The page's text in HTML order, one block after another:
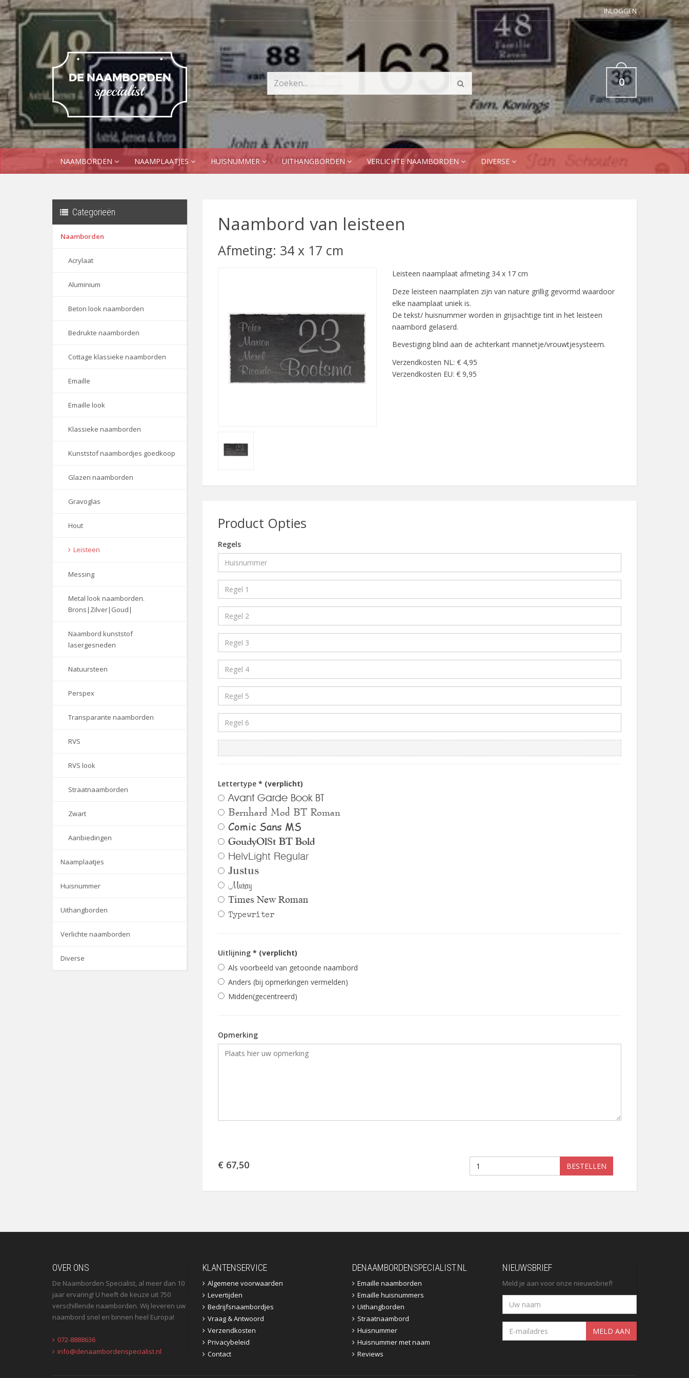
INLOGGEN
0
NAAMBORDEN NAAMPLAATJES HUISNUMMER UITHANGBORDEN VERLICHTE NAAMBORDEN DIVERSE
Categorieën
Naamborden
Acrylaat
Aluminium
Beton look naamborden
Bedrukte naamborden
Cottage klassieke naamborden
Emaille
Emaille look
Klassieke naamborden
Kunststof naambordjes goedkoop
Glazen naamborden
Gravoglas
Hout
Leisteen
Messing
Metal look naamborden.
Brons|Zilver|Goud|
Naambord kunststof
lasergesneden
Natuursteen
Perspex
Transparante naamborden
RVS
RVS look
Straatnaamborden
Zwart
Aanbiedingen
Naamplaatjes
Huisnummer
Uithangborden
Verlichte naamborden
Diverse
Naambord van leisteen
Afmeting: 34 x 17 cm
Leisteen naamplaat afmeting 34 x 17 cm
Deze leisteen naamplaten zijn van nature grillig gevormd waardoor
elke naamplaat uniek is.
De tekst/ huisnummer worden in grijsachtige tint in het leisteen
naambord gelaserd.
Bevestiging blind aan de achterkant mannetje/vrouwtjesysteem.
Verzendkosten NL: € 4,95
Verzendkosten EU: € 9,95
Product Opties
Regels
Lettertype * (verplicht)
Avant Garde Book BT
Bernhard Mod BT Roman
Comic Sans MS
GoudyOlSt BT Bold
HelvLight Regular
Justus
Muray
Times New Roman
Typewriter
Uitlijning * (verplicht)
Als voorbeeld van getoonde naambord
Anders (bij opmerkingen vermelden)
Midden(gecentreerd)
Opmerking
€ 67,50 BESTELLEN
OVER ONS
De Naamborden Specialist, al meer dan 10
jaar ervaring! U heeft de keuze uit 750
verschillende naamborden. Wij leveren uw
naambord snel en binnen heel Europa!
072-8888636
info@denaambordenspecialist.nl
KLANTENSERVICE
Algemene voorwaarden
Levertijden
Bedrijfsnaambordjes
Vraag & Antwoord
Verzendkosten
Privacybeleid
Contact
DENAAMBORDENSPECIALIST.NL
Emaille naamborden
Emaille huisnummers
Uithangborden
Straatnaambord
Huisnummer
Huisnummer met naam
Reviews
NIEUWSBRIEF
Meld je aan voor onze nieuwsbrief!
MELD AAN